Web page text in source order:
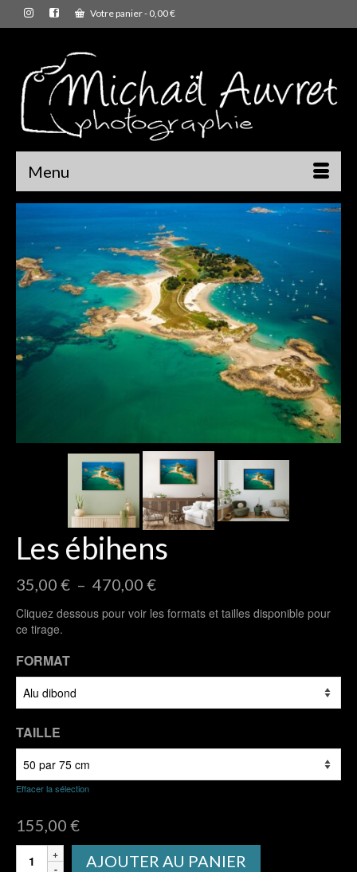
Votre panier- 0,00€
Menu
Les ébihens
35,00 € – 470,00 €Plage
prix :
Cliquez dessous pour voir les formats et tailles disponible pour
ce tirage.
FORMAT
TAILLE
Effacer la sélection
155,00 €
quantité
AJOUTER AU PANIER